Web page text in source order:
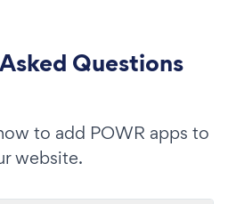
Questions
to add POWR apps to
website.